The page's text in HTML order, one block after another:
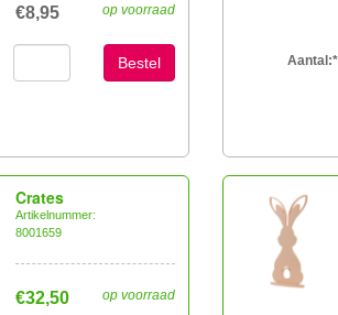
op voorraad
€8,95
Bestel Aantal:*
Crates
Artikelnummer:
8001659
op voorraad
€32,50